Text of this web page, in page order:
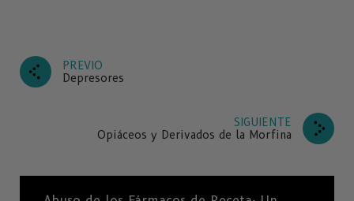
PREVIO
Depresores
SIGUIENTE
Opiáceos y Derivados de la Morfina